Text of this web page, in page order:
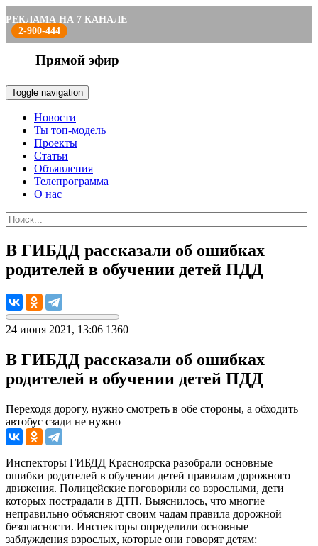
РЕКЛАМА НА 7 КАНАЛЕ
2-900-444
Прямой эфир
Toggle navigation
Новости
Ты топ-модель
Проекты
Статьи
Объявления
Телепрограмма
О нас
В ГИБДД рассказали об ошибках
родителей в обучении детей ПДД
24 июня 2021, 13:06 1360
В ГИБДД рассказали об ошибках
родителей в обучении детей ПДД
Переходя дорогу, нужно смотреть в обе стороны, а обходить
автобус сзади не нужно
Инспекторы ГИБДД Красноярска разобрали основные
ошибки родителей в обучении детей правилам дорожного
движения. Полицейские поговорили со взрослыми, дети
которых пострадали в ДТП. Выяснилось, что многие
неправильно объясняют своим чадам правила дорожной
безопасности. Инспекторы определили основные
заблуждения взрослых, которые они говорят детям: